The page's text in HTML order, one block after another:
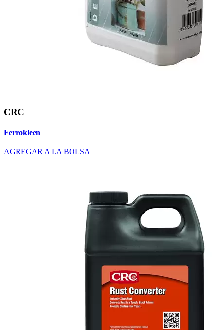
CRC
Ferrokleen
AGREGAR A LA BOLSA